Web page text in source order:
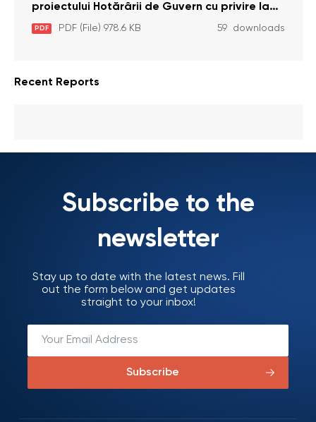
a fost luată în considerare de Curtea
Constituțională
proiectului Hotărârii de Guvern cu privire la
aprobarea proiectului de lege privind
activitatea sanitară veterinarăa
PDF PDF (File) 978.6 KB 59 downloads
Recent Reports
Subscribe to the
newsletter
Stay up to date with the latest news. Fill
out the form below and get updates
straight to your inbox!
Subscribe